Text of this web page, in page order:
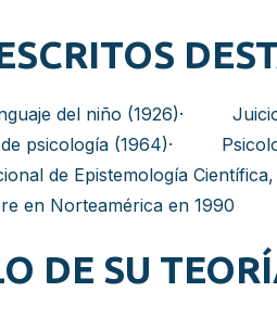
del niño (1926)· Juicio
(1964)· Psicología
de Epistemología
en Norteamérica en 1990
DE SU